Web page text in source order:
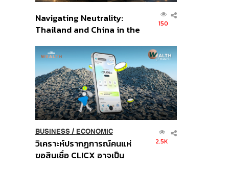
Navigating Neutrality:
Thailand and China in the
Order
150
BUSINESS/ ECONOMIC
วิเคราะห์ปรากฏการณ์คนแห่
ขอสินเชื่อ CLICX อาจเป็น
2.5K